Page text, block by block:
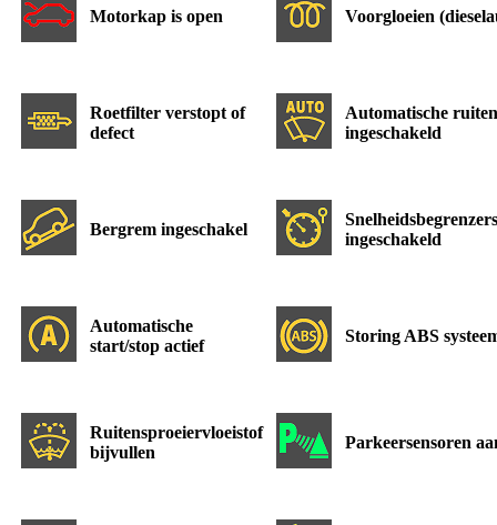
Motorkap is open Voorgloeien
Roetfilter verstopt of
defect
Automatische
ingeschakeld
Bergrem ingeschakel
ingeschakeld
Automatische
start/stop actief
Storing ABS
Ruitensproeiervloeistof
bijvullen
Parkeersensoren